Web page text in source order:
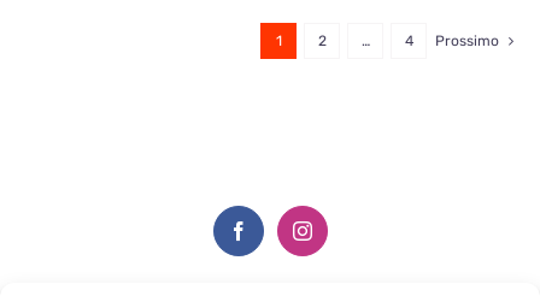
1 2 … 4 Prossimo